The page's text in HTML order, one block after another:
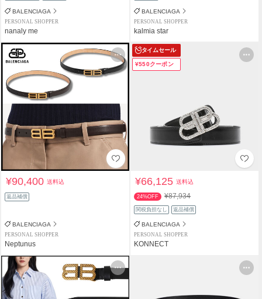
BALENCIAGA
PERSONAL SHOPPER
nanaly me
BALENCIAGA
PERSONAL SHOPPER
kalmia star
¥90,400送料込
返品補償
BALENCIAGA
PERSONAL SHOPPER
Neptunus
タイムセール
¥550クーポン
¥66,125送料込
24%OFF ¥87,934
関税負担なし 返品補償
BALENCIAGA
PERSONAL SHOPPER
KONNECT